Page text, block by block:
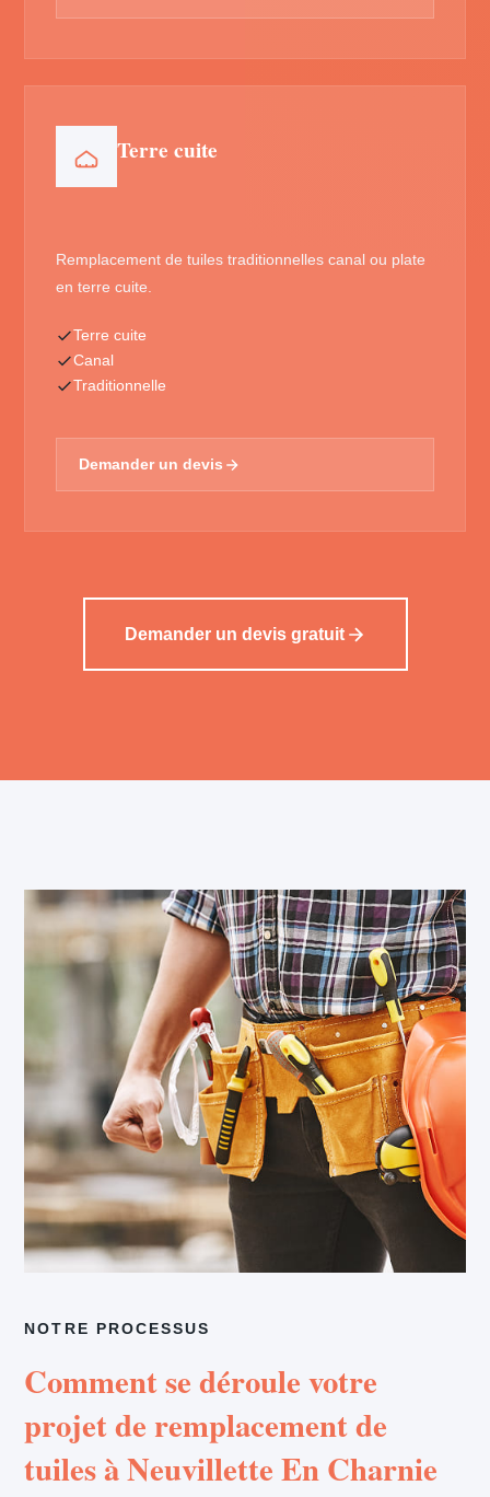
Terre cuite
Remplacement de tuiles traditionnelles canal ou plate
en terre cuite.
Terre cuite
Canal
Traditionnelle
Demander un devis
Demander un devis gratuit
NOTRE PROCESSUS
Comment se déroule votre
projet de remplacement de
tuiles à Neuvillette En Charnie